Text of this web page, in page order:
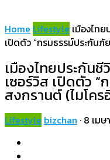
Home Lifestyle เมืองไท
เปิดตัว “กรมธรรม์ประกันภั
เมืองไทยประกัน
เซอร์วิส เปิดตัว
สงกรานต์ (ไมโค
Lifestyle bizchan · 8 เม